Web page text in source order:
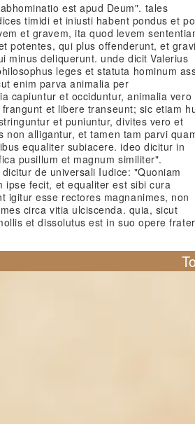
est apud Deum". tales
timidi et iniusti habent pondus et
et gravem, ita quod levem
potentes, qui plus offenderunt, et
minus deliquerunt. unde dicit Valerius
leges et statuta hominum
enim parva animalia per
capiuntur et occiduntur, animalia vero
et libere transeunt; sic etiam
et puniuntur, divites vero et
non alligantur, et tamen tam parvi
equaliter subiacere. ideo dicitur in
pusillum et magnum similiter".
de universali Iudice: "Quoniam
ipse fecit, et equaliter est sibi cura
igitur esse rectores magnanimes, non
circa vitia ulciscenda. quia, sicut
et dissolutus est in suo opere frater